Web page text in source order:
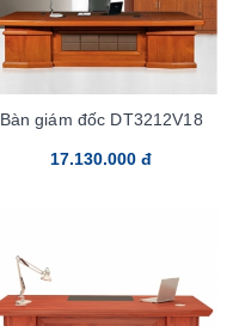
Bàn giám đốc DT3212V18
17.130.000 đ